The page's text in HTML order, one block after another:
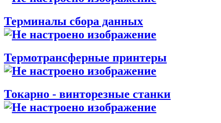
Терминалы сбора данных
Термотрансферные принтеры
Токарно - винторезные станки